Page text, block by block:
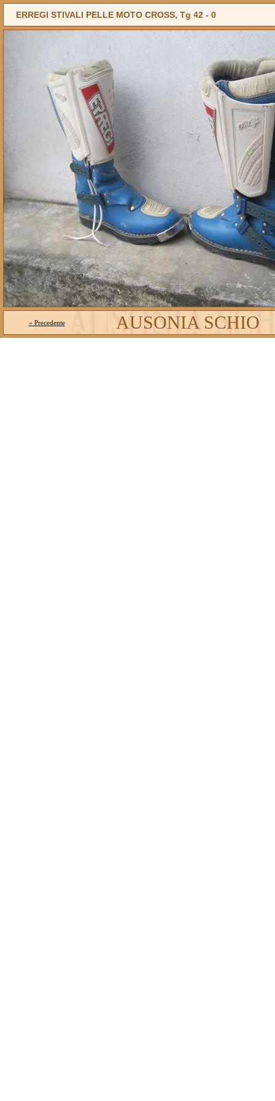
ERREGI STIVALI PELLE MOTO CROSS, Tg 42 - 0
« Precedente AUSONIA SCHIO